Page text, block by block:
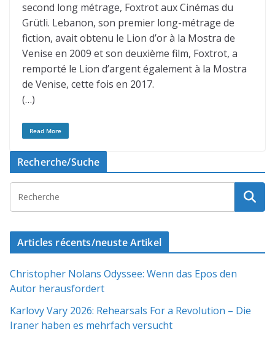
second long métrage, Foxtrot aux Cinémas du
Grütli. Lebanon, son premier long-métrage de
fiction, avait obtenu le Lion d’or à la Mostra de
Venise en 2009 et son deuxième film, Foxtrot, a
remporté le Lion d’argent également à la Mostra
de Venise, cette fois en 2017.
(…)
Read More
Recherche/Suche
Articles récents/neuste Artikel
Christopher Nolans Odyssee: Wenn das Epos den
Autor herausfordert
Karlovy Vary 2026: Rehearsals For a Revolution – Die
Iraner haben es mehrfach versucht